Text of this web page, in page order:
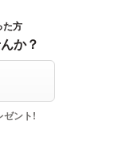
た方
か？
ゼント!